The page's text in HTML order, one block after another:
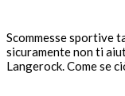
Scommesse sportive
sicuramente non ti
Langerock. Come se